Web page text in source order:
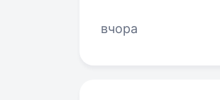
вчора